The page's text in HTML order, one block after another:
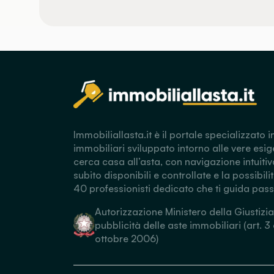
Immobiliallasta.it è il portale specializzato
immobiliari sviluppato intorno alle vere
cerca casa all’asta, con navigazione
subito disponibili e controllate e la
40 professionisti dedicato che ti guida
Autorizzazione Ministero della
pubblicità delle aste immobiliari (art. 3
ottobre 2006)